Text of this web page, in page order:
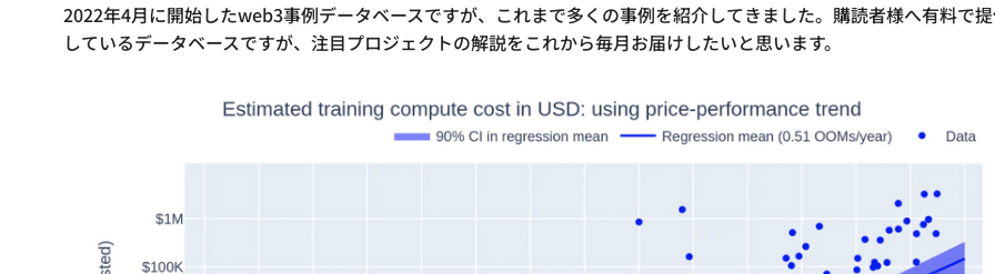
2022年4月に開始したweb3事例データベースですが、これまで多くの事例を紹介してきました。購読者様へ有料で
しているデータベースですが、注目プロジェクトの解説をこれから毎月お届けしたいと思います。